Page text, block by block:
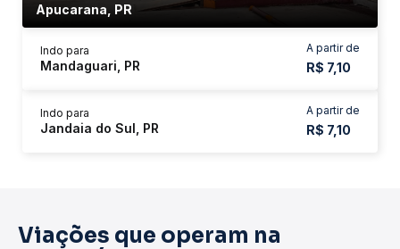
Apucarana, PR
A partir de
R$ 7,10
Indo para
Mandaguari, PR
A partir de
R$ 7,10
Indo para
Jandaia do Sul, PR
Viações que operam na